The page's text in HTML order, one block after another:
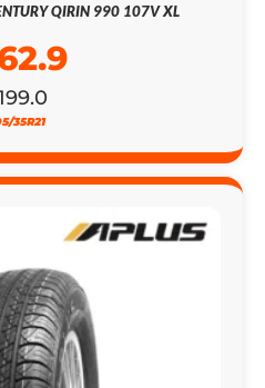
QIRIN 990 107V XL
35R21